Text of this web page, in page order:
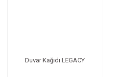
Duvar Kağıdı LEGACY